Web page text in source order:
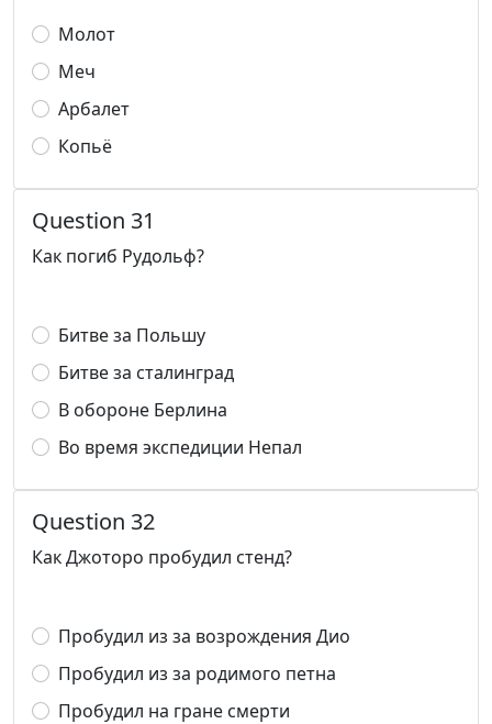
Молот
Меч
Арбалет
Копьё
Question 31
Как погиб Рудольф?
Битве за Польшу
Битве за сталинград
В обороне Берлина
Во время экспедиции Непал
Question 32
Как Джоторо пробудил стенд?
Пробудил из за возрождения Дио
Пробудил из за родимого петна
Пробудил на гране смерти